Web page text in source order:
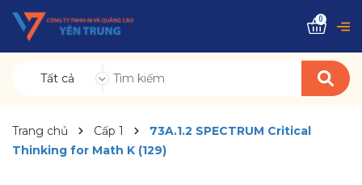
Tất cả
0
Trang chủ Cấp 1
73A.1.2 SPECTRUM Critical
Thinking for Math K (129)